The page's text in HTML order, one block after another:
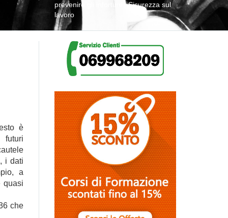
prevenire gli infortuni | Sicurezza sul
lavoro
è
futuri
i dati
a
quasi
che